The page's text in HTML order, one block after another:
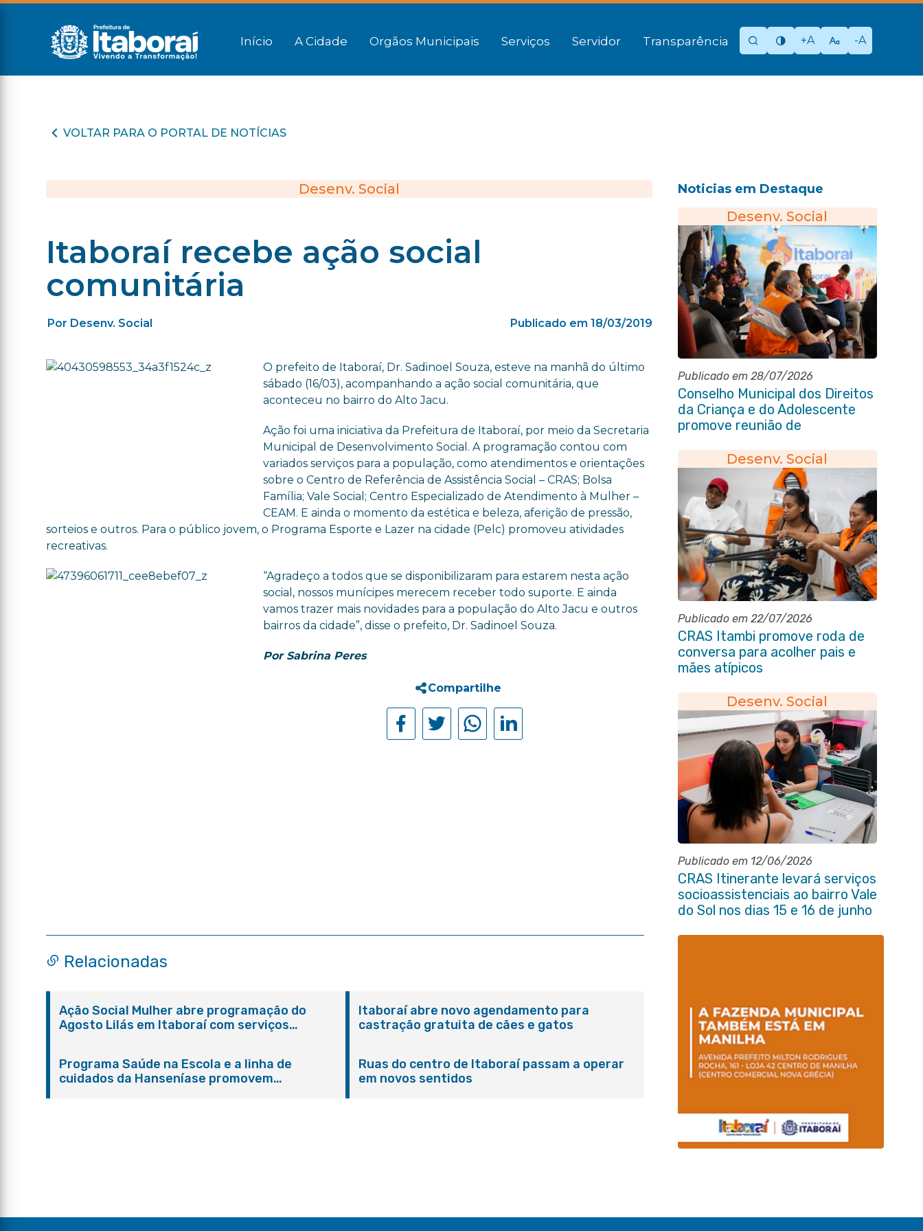
Início A Cidade Orgãos Municipais Serviços Servidor Transparência +A -A
VOLTAR PARA O PORTAL DE NOTÍCIAS
Desenv. Social
Itaboraí recebe ação social
comunitária
Por Desenv. Social Publicado em 18/03/2019
O prefeito de Itaboraí, Dr. Sadinoel Souza, esteve na manhã do último
sábado (16/03), acompanhando a ação social comunitária, que
aconteceu no bairro do Alto Jacu.
Ação foi uma iniciativa da Prefeitura de Itaboraí, por meio da Secretaria
Municipal de Desenvolvimento Social. A programação contou com
variados serviços para a população, como atendimentos e orientações
sobre o Centro de Referência de Assistência Social – CRAS; Bolsa
Família; Vale Social; Centro Especializado de Atendimento à Mulher –
CEAM. E ainda o momento da estética e beleza, aferição de pressão,
sorteios e outros. Para o público jovem, o Programa Esporte e Lazer na cidade (Pelc) promoveu atividades
recreativas.
“Agradeço a todos que se disponibilizaram para estarem nesta ação
social, nossos munícipes merecem receber todo suporte. E ainda
vamos trazer mais novidades para a população do Alto Jacu e outros
bairros da cidade”, disse o prefeito, Dr. Sadinoel Souza.
Por Sabrina Peres
Compartilhe
Noticias em Destaque
Desenv. Social
Publicado em 28/07/2026
Conselho Municipal dos Direitos
da Criança e do Adolescente
promove reunião de
públicosDesenv. Social
Publicado em 22/07/2026
CRAS Itambi promove roda de
conversa para acolher pais e
mães atípicos
Desenv. Social
Publicado em 12/06/2026
CRAS Itinerante levará serviços
socioassistenciais ao bairro Vale
do Sol nos dias 15 e 16 de junho
Relacionadas
Ação Social Mulher abre programação do
Agosto Lilás em Itaboraí com serviços
Itaboraí abre novo agendamento para
castração gratuita de cães e gatos
Programa Saúde na Escola e a linha de
cuidados da Hanseníase promovem
Ruas do centro de Itaboraí passam a operar
em novos sentidos